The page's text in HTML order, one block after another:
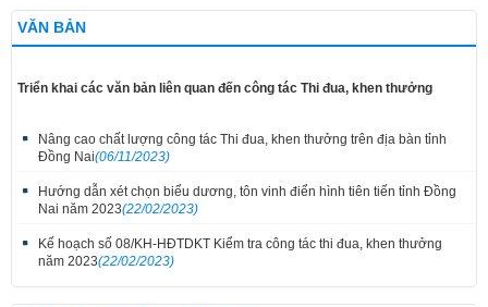
VĂN BẢN
Triển khai các văn bản liên quan đến công tác Thi đua, khen thưởng
Nâng cao chất lượng công tác Thi đua, khen thưởng trên địa bàn tỉnh
Đồng Nai(06/11/2023)
Hướng dẫn xét chọn biểu dương, tôn vinh điển hình tiên tiến tỉnh Đồng
Nai năm 2023(22/02/2023)
Kế hoạch số 08/KH-HĐTDKT Kiểm tra công tác thi đua, khen thưởng
năm 2023(22/02/2023)